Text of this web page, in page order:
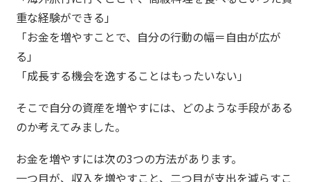
重な経験ができる」
「お金を増やすことで、自分の行動の幅＝自由が広が
る」
「成長する機会を逸することはもったいない」
そこで自分の資産を増やすには、どのような手段がある
のか考えてみました。
お金を増やすには次の3つの方法があります。
一つ目が、収入を増やすこと、二つ目が支出を減らすこ